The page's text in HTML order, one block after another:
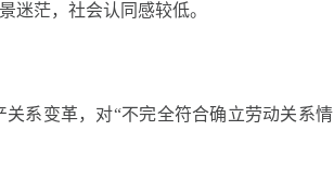
迷茫，社会认同感较低。
系变革，对“不完全符合确立劳动关系情